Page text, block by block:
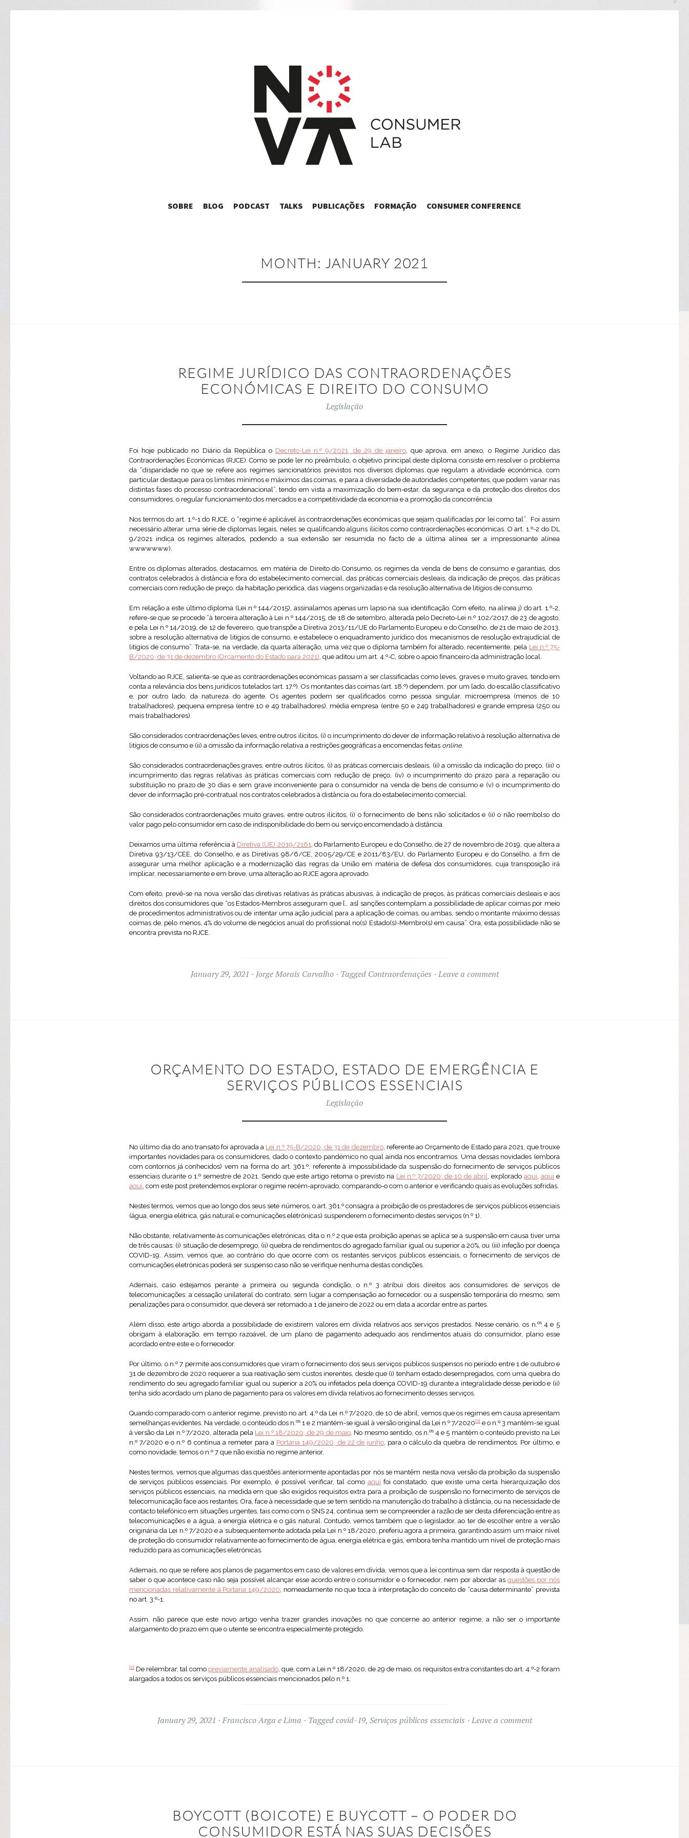
SKIP
SOBRE BLOG PODCAST TALKS PUBLICAÇÕES FORMAÇÃO CONSUMER CONFERENCE
MONTH: JANUARY 2021
REGIME JURÍDICO DAS CONTRAORDENAÇÕES
ECONÓMICAS E DIREITO DO CONSUMO
Legislação
Foi hoje publicado no Diário da República o Decreto-Lei n.º 9/2021, de 29 de janeiro, que aprova, em anexo, o Regime Jurídico das
Contraordenações Económicas (RJCE). Como se pode ler no preâmbulo, o objetivo principal deste diploma consiste em resolver o problema
da “disparidade no que se refere aos regimes sancionatórios previstos nos diversos diplomas que regulam a atividade económica, com
particular destaque para os limites mínimos e máximos das coimas, e para a diversidade de autoridades competentes, que podem variar nas
distintas fases do processo contraordenacional”, tendo em vista a maximização do bem-estar, da segurança e da proteção dos direitos dos
consumidores, o regular funcionamento dos mercados e a competitividade da economia e a promoção da concorrência
Nos termos do art. 1.º-1 do RJCE, o “regime é aplicável às contraordenações económicas que sejam qualificadas por lei como tal”. Foi assim
necessário alterar uma série de diplomas legais, neles se qualificando alguns ilícitos como contraordenações económicas. O art. 1.º-2 do DL
9/2021 indica os regimes alterados, podendo a sua extensão ser resumida no facto de a última alínea ser a impressionante alínea
wwwwwww).
Entre os diplomas alterados, destacamos, em matéria de Direito do Consumo, os regimes da venda de bens de consumo e garantias, dos
contratos celebrados à distância e fora do estabelecimento comercial, das práticas comerciais desleais, da indicação de preços, das práticas
comerciais com redução de preço, da habitação periódica, das viagens organizadas e da resolução alternativa de litígios de consumo.
Em relação a este último diploma (Lei n.º 144/2015), assinalamos apenas um lapso na sua identificação. Com efeito, na alínea j) do art. 1.º-2,
refere-se que se procede “à terceira alteração à Lei n.º 144/2015, de 18 de setembro, alterada pelo Decreto-Lei n.º 102/2017, de 23 de agosto,
e pela Lei n.º 14/2019, de 12 de fevereiro, que transpõe a Diretiva 2013/11/UE do Parlamento Europeu e do Conselho, de 21 de maio de 2013,
sobre a resolução alternativa de litígios de consumo, e estabelece o enquadramento jurídico dos mecanismos de resolução extrajudicial de
litígios de consumo”. Trata-se, na verdade, da quarta alteração, uma vez que o diploma também foi alterado, recentemente, pela Lei n.º 75-
B/2020, de 31 de dezembro (Orçamento do Estado para 2021), que aditou um art. 4.º-C, sobre o apoio financeiro da administração local.
Voltando ao RJCE, salienta-se que as contraordenações económicas passam a ser classificadas como leves, graves e muito graves, tendo em
conta a relevância dos bens jurídicos tutelados (art. 17.º). Os montantes das coimas (art. 18.º) dependem, por um lado, do escalão classificativo
e, por outro lado, da natureza do agente. Os agentes podem ser qualificados como pessoa singular, microempresa (menos de 10
trabalhadores), pequena empresa (entre 10 e 49 trabalhadores), média empresa (entre 50 e 249 trabalhadores) e grande empresa (250 ou
mais trabalhadores).
São considerados contraordenações leves, entre outros ilícitos, (i) o incumprimento do dever de informação relativo à resolução alternativa de
litígios de consumo e (ii) a omissão da informação relativa a restrições geográficas a encomendas feitas online.
São considerados contraordenações graves, entre outros ilícitos, (i) as práticas comerciais desleais, (ii) a omissão da indicação do preço, (iii) o
incumprimento das regras relativas às práticas comerciais com redução de preço, (iv) o incumprimento do prazo para a reparação ou
substituição no prazo de 30 dias e sem grave inconveniente para o consumidor na venda de bens de consumo e (v) o incumprimento do
dever de informação pré-contratual nos contratos celebrados à distância ou fora do estabelecimento comercial.
São considerados contraordenações muito graves, entre outros ilícitos, (i) o fornecimento de bens não solicitados e (ii) o não reembolso do
valor pago pelo consumidor em caso de indisponibilidade do bem ou serviço encomendado à distância.
Deixamos uma última referência à Diretiva (UE) 2019/2161, do Parlamento Europeu e do Conselho, de 27 de novembro de 2019, que altera a
Diretiva 93/13/CEE, do Conselho, e as Diretivas 98/6/CE, 2005/29/CE e 2011/83/EU, do Parlamento Europeu e do Conselho, a fim de
assegurar uma melhor aplicação e a modernização das regras da União em matéria de defesa dos consumidores, cuja transposição irá
implicar, necessariamente e em breve, uma alteração ao RJCE agora aprovado.
Com efeito, prevê-se na nova versão das diretivas relativas às práticas abusivas, à indicação de preços, às práticas comerciais desleais e aos
direitos dos consumidores que “os Estados-Membros asseguram que [… as] sanções contemplam a possibilidade de aplicar coimas por meio
de procedimentos administrativos ou de intentar uma ação judicial para a aplicação de coimas, ou ambas, sendo o montante máximo dessas
coimas de, pelo menos, 4% do volume de negócios anual do profissional no(s) Estado(s)-Membro(s) em causa”. Ora, esta possibilidade não se
encontra prevista no RJCE.
January 29, 2021 Jorge Morais Carvalho Tagged Contraordenações Leave a comment
ORÇAMENTO DO ESTADO, ESTADO DE EMERGÊNCIA E
SERVIÇOS PÚBLICOS ESSENCIAIS
Legislação
No último dia do ano transato foi aprovada a Lei n.º 75-B/2020, de 31 de dezembro, referente ao Orçamento de Estado para 2021, que trouxe
importantes novidades para os consumidores, dado o contexto pandémico no qual ainda nos encontramos. Uma dessas novidades (embora
com contornos já conhecidos) vem na forma do art. 361.º, referente à impossibilidade da suspensão do fornecimento de serviços públicos
essenciais durante o 1.º semestre de 2021. Sendo que este artigo retoma o previsto na Lei n.º 7/2020, de 10 de abril, explorado aqui, aqui e
aqui, com este post pretendemos explorar o regime recém-aprovado, comparando-o com o anterior e verificando quais as evoluções sofridas.
Nestes termos, vemos que ao longo dos seus sete números, o art. 361.º consagra a proibição de os prestadores de serviços públicos essenciais
(água, energia elétrica, gás natural e comunicações eletrónicas) suspenderem o fornecimento destes serviços (n.º 1).
Não obstante, relativamente às comunicações eletrónicas, dita o n.º 2 que esta proibição apenas se aplica se a suspensão em causa tiver uma
de três causas: (i) situação de desemprego, (ii) quebra de rendimentos do agregado familiar igual ou superior a 20%, ou (iii) infeção por doença
COVID-19. Assim, vemos que, ao contrário do que ocorre com os restantes serviços públicos essenciais, o fornecimento de serviços de
comunicações eletrónicas poderá ser suspenso caso não se verifique nenhuma destas condições.
Ademais, caso estejamos perante a primeira ou segunda condição, o n.º 3 atribui dois direitos aos consumidores de serviços de
telecomunicações: a cessação unilateral do contrato, sem lugar a compensação ao fornecedor, ou a suspensão temporária do mesmo, sem
penalizações para o consumidor, que deverá ser retomado a 1 de janeiro de 2022 ou em data a acordar entre as partes.
Além disso, este artigo aborda a possibilidade de existirem valores em dívida relativos aos serviços prestados. Nesse cenário, os n.os 4 e 5
obrigam à elaboração, em tempo razoável, de um plano de pagamento adequado aos rendimentos atuais do consumidor, plano esse
acordado entre este e o fornecedor.
Por último, o n.º 7 permite aos consumidores que viram o fornecimento dos seus serviços públicos suspensos no período entre 1 de outubro e
31 de dezembro de 2020 requerer a sua reativação sem custos inerentes, desde que (i) tenham estado desempregados, com uma quebra do
rendimento do seu agregado familiar igual ou superior a 20% ou infetados pela doença COVID-19 durante a integralidade desse período e (ii)
tenha sido acordado um plano de pagamento para os valores em dívida relativos ao fornecimento desses serviços.
Quando comparado com o anterior regime, previsto no art. 4.º da Lei n.º 7/2020, de 10 de abril, vemos que os regimes em causa apresentam
semelhanças evidentes. Na verdade, o conteúdo dos n.os 1 e 2 mantém-se igual à versão original da Lei n.º 7/2020[1] e o n.º 3 mantém-se igual
à versão da Lei n.º 7/2020, alterada pela Lei n.º 18/2020, de 29 de maio. No mesmo sentido, os n.os 4 e 5 mantêm o conteúdo previsto na Lei
n.º 7/2020 e o n.º 6 continua a remeter para a Portaria 149/2020, de 22 de junho, para o cálculo da quebra de rendimentos. Por último, e
como novidade, temos o n.º 7 que não existia no regime anterior.
Nestes termos, vemos que algumas das questões anteriormente apontadas por nós se mantêm nesta nova versão da proibição da suspensão
de serviços públicos essenciais. Por exemplo, é possível verificar, tal como aqui foi constatado, que existe uma certa hierarquização dos
serviços públicos essenciais, na medida em que são exigidos requisitos extra para a proibição de suspensão no fornecimento de serviços de
telecomunicação face aos restantes. Ora, face à necessidade que se tem sentido na manutenção do trabalho à distância, ou na necessidade de
contacto telefónico em situações urgentes, tais como com o SNS 24, continua sem se compreender a razão de ser desta diferenciação entre as
telecomunicações e a água, a energia elétrica e o gás natural. Contudo, vemos também que o legislador, ao ter de escolher entre a versão
originária da Lei n.º 7/2020 e a subsequentemente adotada pela Lei n.º 18/2020, preferiu agora a primeira, garantindo assim um maior nível
de proteção do consumidor relativamente ao fornecimento de água, energia elétrica e gás, embora tenha mantido um nível de proteção mais
reduzido para as comunicações eletrónicas.
Ademais, no que se refere aos planos de pagamentos em caso de valores em dívida, vemos que a lei continua sem dar resposta à questão de
saber o que acontece caso não seja possível alcançar esse acordo entre o consumidor e o fornecedor, nem por abordar asquestões por nós
mencionadas relativamente à Portaria 149/2020, nomeadamente no que toca à interpretação do conceito de “causa determinante” prevista
no art. 3.º-1.
Assim, não parece que este novo artigo venha trazer grandes inovações no que concerne ao anterior regime, a não ser o importante
alargamento do prazo em que o utente se encontra especialmente protegido.
[1] De relembrar, tal como previamente analisado, que, com a Lei n.º 18/2020, de 29 de maio, os requisitos extra constantes do art. 4.º-2 foram
alargados a todos os serviços públicos essenciais mencionados pelo n.º 1.
January 29, 2021 Francisco Arga e Lima Taggedcovid-19, Serviços públicos essenciais Leave a comment
BOYCOTT (BOICOTE) E BUYCOTT – O PODER DO
CONSUMIDOR ESTÁ NAS SUAS DECISÕES